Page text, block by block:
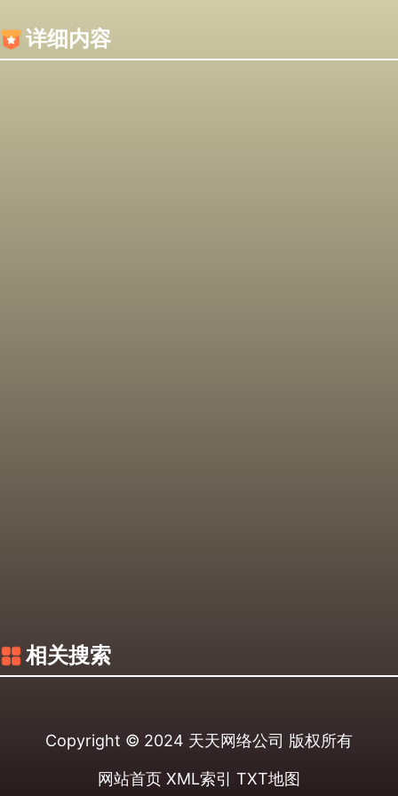
详细内容
相关搜索
Copyright © 2024 天天网络公司 版权所有
网站首页 XML索引 TXT地图